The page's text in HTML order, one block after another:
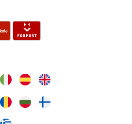
lang und daher konnten wir kein
gut ab!Qualität ist völlig in Ordnung. Nur
etwas Probleme.Da es sehr stabil sein soll,
benötigt, die vorliegen, aber mit
mit einige Schrauben fest
Hat einiges an Zeit erspart!►
Ansonsten richtig tolles Teil und von echt
Kaufentscheidung helfen